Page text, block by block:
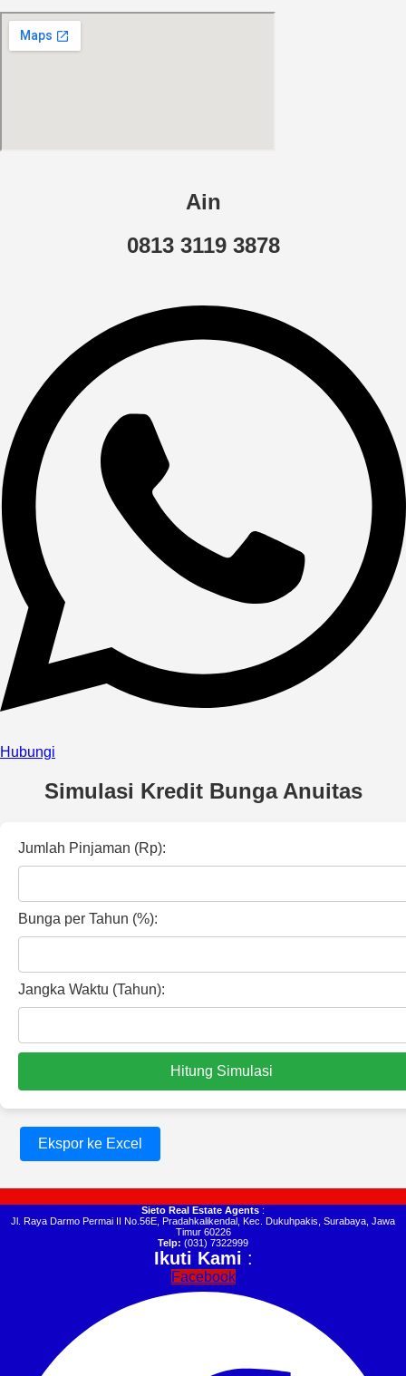
Ain
0813 3119 3878
Hubungi
Simulasi Kredit Bunga Anuitas
Jumlah Pinjaman (Rp):
Bunga per Tahun (%):
Jangka Waktu (Tahun):
Hitung Simulasi
Ekspor ke Excel
Sieto Real Estate Agents :
Jl. Raya Darmo Permai II No.56E, Pradahkalikendal, Kec. Dukuhpakis, Surabaya, Jawa
Timur 60226
Telp: (031) 7322999
Ikuti Kami :
Facebook